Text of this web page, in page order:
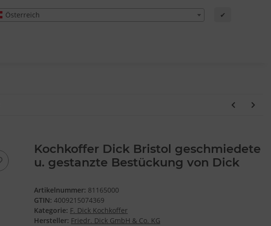
Österreich ✔
Kochkoffer Dick Bristol geschmiedete
u. gestanzte Bestückung von Dick
Artikelnummer: 81165000
GTIN: 4009215074369
Kategorie: F. Dick Kochkoffer
Hersteller: Friedr. Dick GmbH & Co. KG